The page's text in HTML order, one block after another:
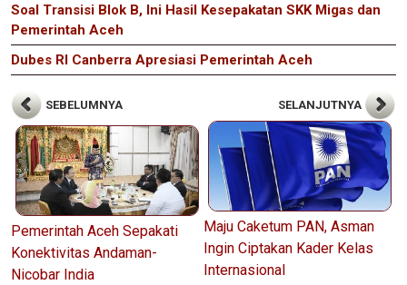
Soal Transisi Blok B, Ini Hasil Kesepakatan SKK Migas dan
Pemerintah Aceh
Dubes RI Canberra Apresiasi Pemerintah Aceh
SEBELUMNYA
Pemerintah Aceh Sepakati
Konektivitas Andaman-
Nicobar India
SELANJUTNYA
Maju Caketum PAN, Asman
Ingin Ciptakan Kader Kelas
Internasional